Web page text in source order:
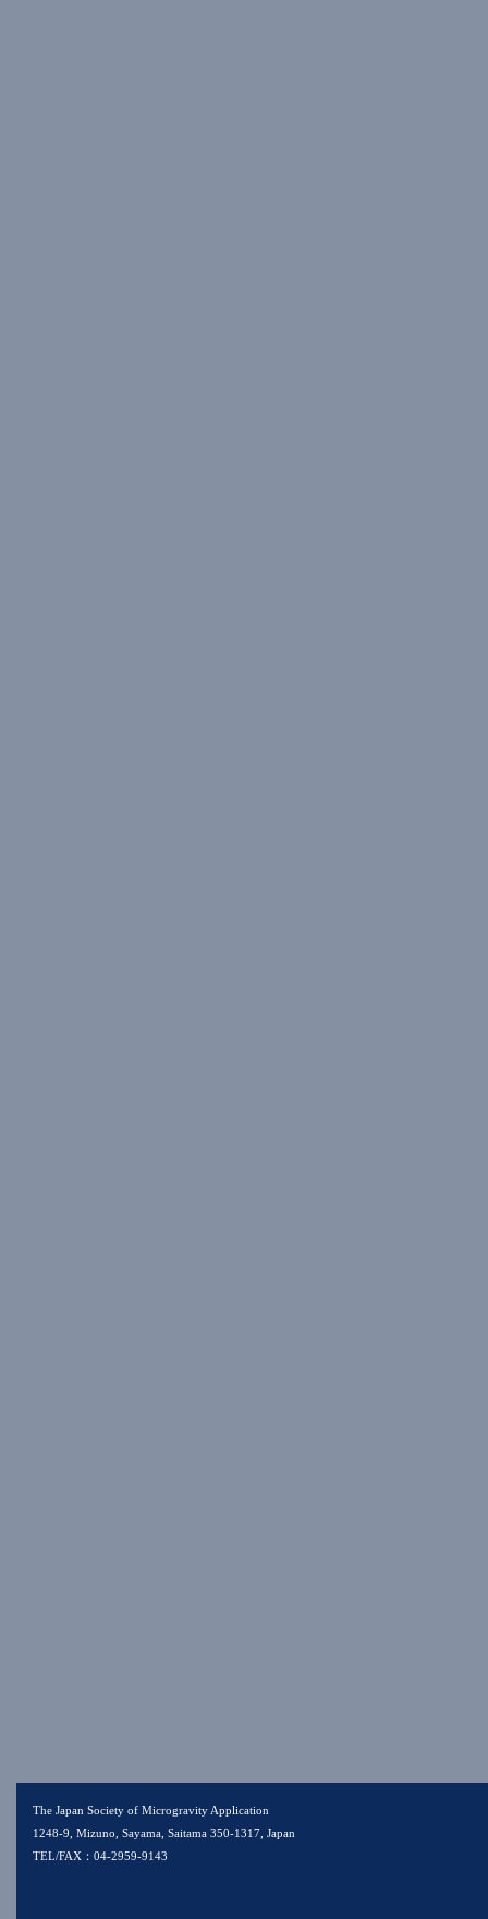
The Japan Society of Microgravity Application
1248-9, Mizuno, Sayama, Saitama 350-1317, Japan
TEL/FAX：04-2959-9143